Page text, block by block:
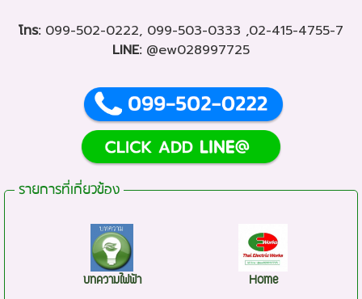
โทร: 099-502-0222, 099-503-0333 ,02-415-4755-7
LINE: @ew028997725
รายการที่เกี่ยวข้อง
บทความไฟฟ้า Home